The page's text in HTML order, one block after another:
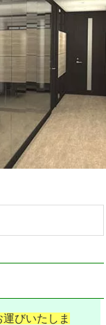
びいたしま